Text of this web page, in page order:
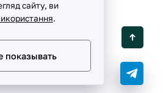
сайту, ви
.
показывать